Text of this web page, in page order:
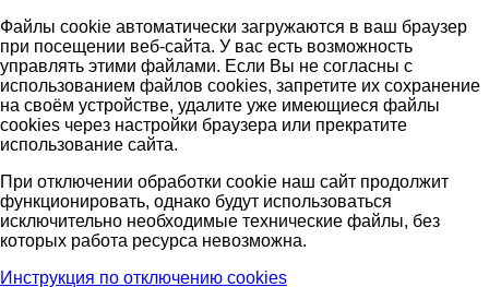
Файлы cookie автоматически загружаются в ваш браузер
при посещении веб-сайта. У вас есть возможность
управлять этими файлами. Если Вы не согласны с
использованием файлов cookies, запретите их сохранение
на своём устройстве, удалите уже имеющиеся файлы
cookies через настройки браузера или прекратите
использование сайта.
При отключении обработки cookie наш сайт продолжит
функционировать, однако будут использоваться
исключительно необходимые технические файлы, без
которых работа ресурса невозможна.
Инструкция по отключению cookies